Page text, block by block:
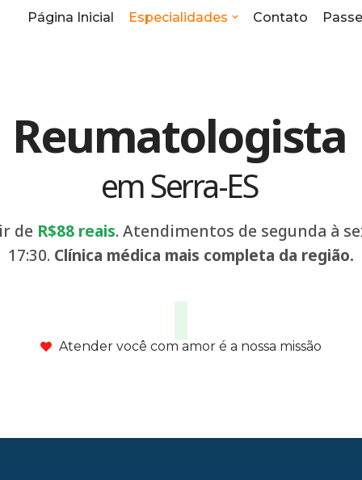
Página Inicial Especialidades Contato
Reumatologista
em Serra-ES
de R$88 reais. Atendimentos de segunda à
17:30. Clínica médica mais completa da região.
Atender você com amor é a nossa missão